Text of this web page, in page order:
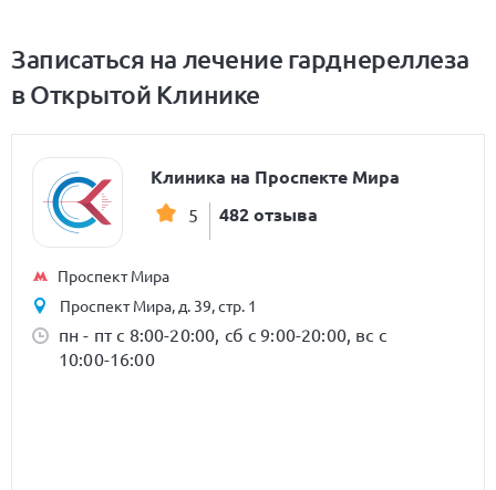
Записаться на лечение гарднереллеза
в Открытой Клинике
Клиника на Проспекте Мира
5 482 отзыва
Проспект Мира
Проспект Мира, д. 39, стр. 1
пн - пт с 8:00-20:00, сб с 9:00-20:00, вс с
10:00-16:00